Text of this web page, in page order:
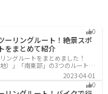
0
ーリングルート！絶景スポ
をまとめて紹介
ングルートをまとめました！
）」「南東部」の3つのルート紹
融合した魅力的なエリアで様々
バイクで大阪府にツーリングに
さい。
2023-04-01
0